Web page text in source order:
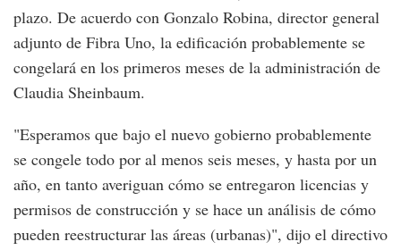
plazo. De acuerdo con Gonzalo Robina, director general
adjunto de Fibra Uno, la edificación probablemente se
congelará en los primeros meses de la administración de
Claudia Sheinbaum.
"Esperamos que bajo el nuevo gobierno probablemente
se congele todo por al menos seis meses, y hasta por un
año, en tanto averiguan cómo se entregaron licencias y
permisos de construcción y se hace un análisis de cómo
pueden reestructurar las áreas (urbanas)", dijo el directivo